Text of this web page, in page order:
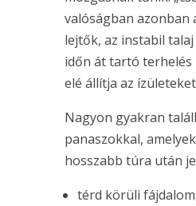
valóságban azonban
lejtők, az instabil talaj
időn át tartó terhelés
elé állítja az
Nagyon gyakran
panaszokkal,
hosszabb túra után
térd körüli